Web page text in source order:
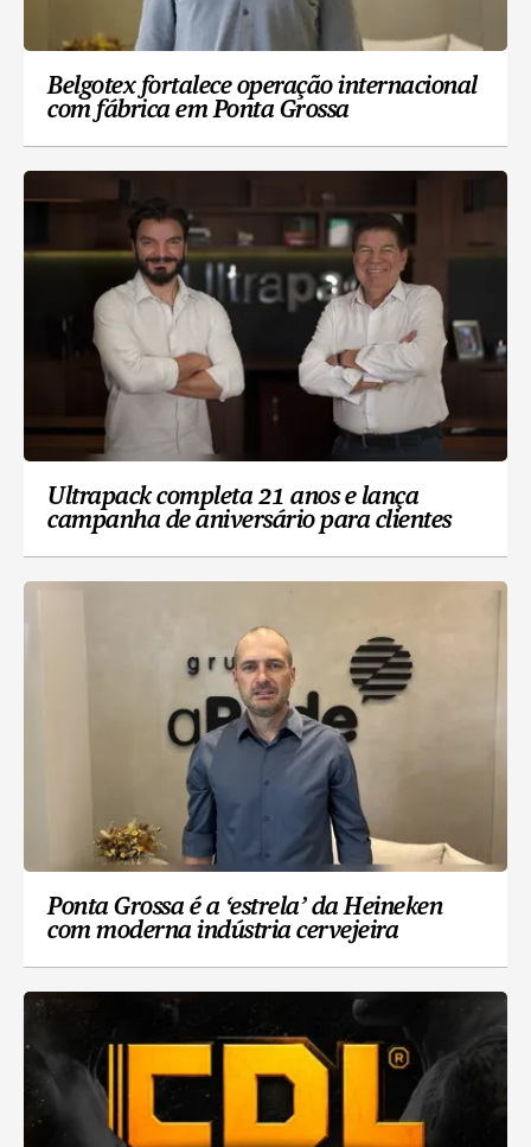
Belgotex fortalece operação internacional
com fábrica em Ponta Grossa
Ultrapack completa 21 anos e lança
campanha de aniversário para clientes
Ponta Grossa é a ‘estrela’ da Heineken
com moderna indústria cervejeira